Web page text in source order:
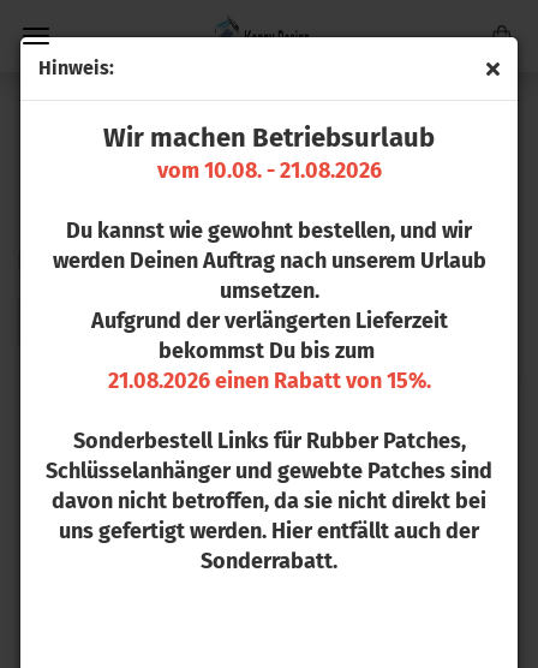
Hin­weis:
Wir machen Betriebsurlaub
vom 10.08. - 21.08.2026
Du kannst wie gewohnt bestellen, und wir
werden Deinen Auftrag nach unserem Urlaub
umsetzen.
Aufgrund der verlängerten Lieferzeit
bekommst Du bis zum
21.08.2026 einen Rabatt von 15%.
Sonderbestell Links für Rubber Patches,
Schlüsselanhänger und gewebte Patches sind
davon nicht betroffen, da sie nicht direkt bei
uns gefertigt werden. Hier entfällt auch der
Sonderrabatt.
PERSONALISIERTE GLASGESCHENKE
MIT LASERGRAVUR | KONNY DESIGN
Sortieren nach 16 pro Seite
Schie­fer­ta­fel in Recht­
Schie­fer­ta­fel in Qua­